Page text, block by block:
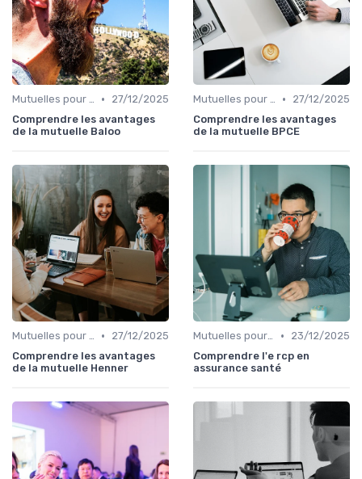
Mutuelles pour Particuliers •
27/12/2025
Comprendre les avantages
de la mutuelle Baloo
Mutuelles pour Particuliers •
27/12/2025
Comprendre les avantages
de la mutuelle BPCE
Mutuelles pour Particuliers •
27/12/2025
Comprendre les avantages
de la mutuelle Henner
Mutuelles pour Professionnels •
23/12/2025
Comprendre l'e rcp en
assurance santé